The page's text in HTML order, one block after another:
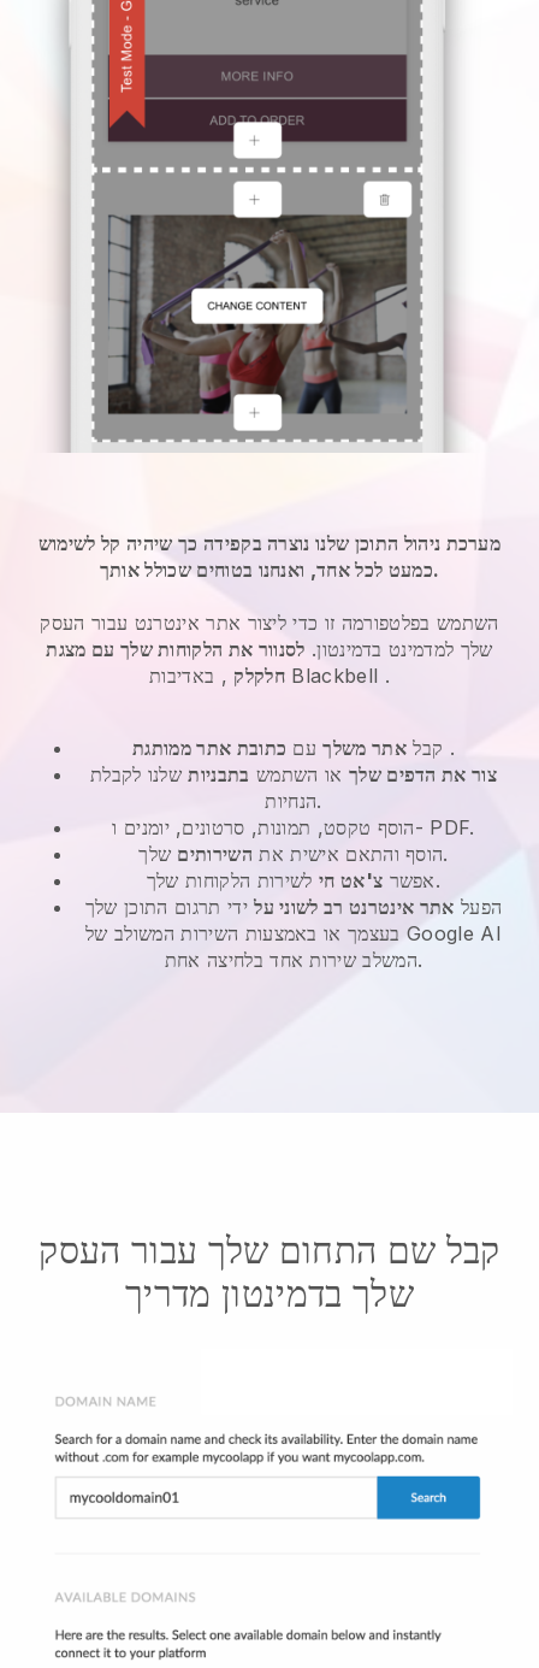
מערכת ניהול התוכן שלנו נוצרה בקפידה כך שיהיה קל לשימוש
כמעט לכל אחד, ואנחנו בטוחים שכולל אותך.
השתמש בפלטפורמה זו כדי ליצור אתר אינטרנט עבור העסק
שלך למדמינט בדמינטון. לסנוור את הלקוחות שלך עם מצגת
חלקלק, באדיבות Blackbell .
קבל אתר משלךעם כתובת אתר ממותגת
.
צור את הדפים שלך או השתמש בתבניותשלנו לקבלת
הנחיות.
הוסף טקסט, תמונות, סרטונים, יומנים ו- PDF.
הוסף והתאם אישית את השירותים
שלך.
אפשר צ'אט חי
לשירות הלקוחות שלך.
הפעל אתר אינטרנט רב לשוני עלידי תרגום התוכן שלך
בעצמך או באמצעות השירות המשולב של Google AI
המשלב שירות אחד בלחיצה אחת.
קבל שם התחום שלך עבור העסק
שלך בדמינטון מדריך